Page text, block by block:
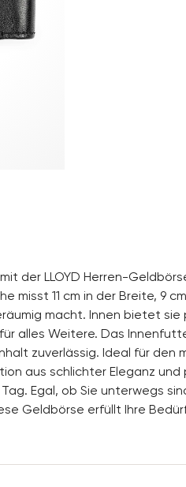
der LLOYD Herren-
misst 11 cm in der Breite, 9
macht. Innen bietet
alles Weitere. Das
zuverlässig. Ideal für den
aus schlichter Eleganz
Egal, ob Sie unterwegs
Geldbörse erfüllt Ihre